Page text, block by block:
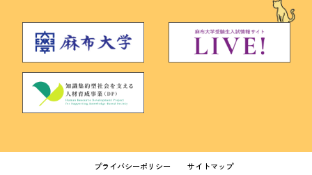
プライバシーポリシー サイトマップ